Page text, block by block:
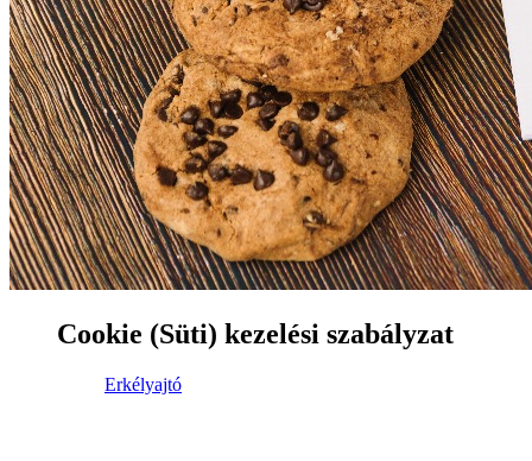
Cookie (Süti) kezelési szabályzat
Erkélyajtó